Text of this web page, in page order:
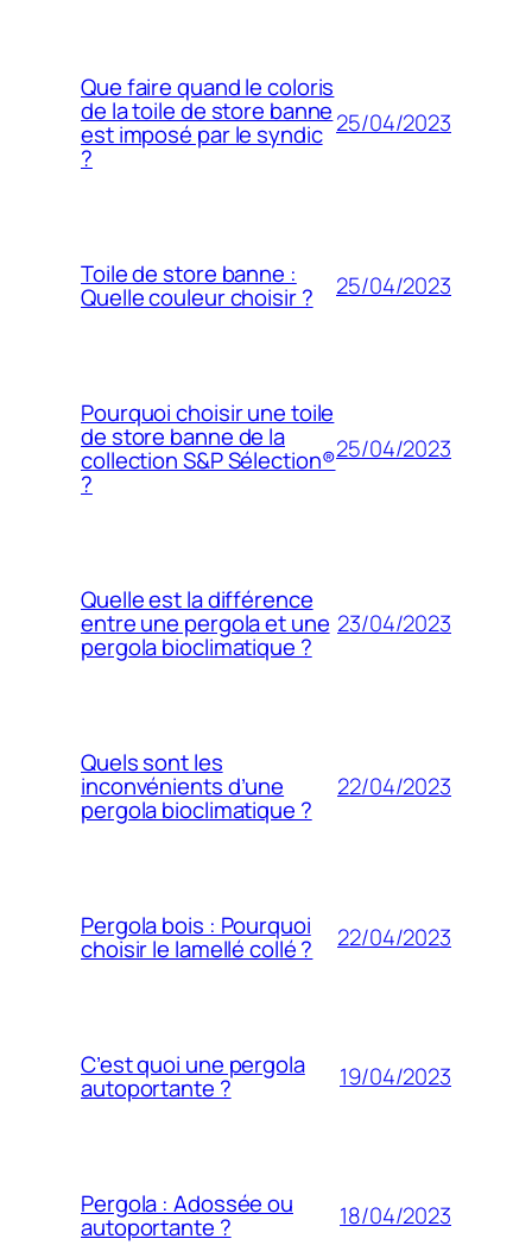
Que faire quand le coloris
de la toile de store banne
est imposé par le syndic
?
25/04/2023
Toile de store banne :
Quelle couleur choisir ? 25/04/2023
Pourquoi choisir une toile
de store banne de la
collection S&P Sélection®
?
25/04/2023
Quelle est la différence
entre une pergola et une
pergola bioclimatique ?
23/04/2023
Quels sont les
inconvénients d’une
pergola bioclimatique ?
22/04/2023
Pergola bois : Pourquoi
choisir le lamellé collé ? 22/04/2023
C’est quoi une pergola
autoportante ? 19/04/2023
Pergola : Adossée ou
autoportante ? 18/04/2023